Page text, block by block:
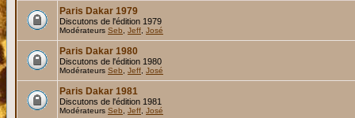
Paris Dakar 1979
Discutons de l'édition 1979
Modérateurs Seb Jeff José
Paris Dakar 1980
Discutons de l'édition 1980
Modérateurs Seb Jeff José
Paris Dakar 1981
Discutons de l'édition 1981
Modérateurs Seb Jeff José